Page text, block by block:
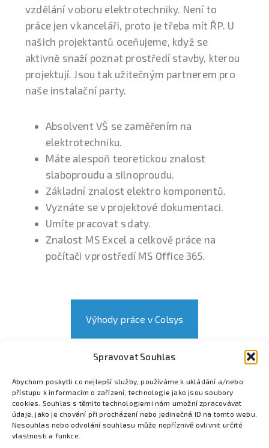
Spravovat Souhlas
Abychom poskytli co nejlepší služby, používáme k ukládání a/nebo
přístupu k informacím o zařízení, technologie jako jsou soubory
cookies. Souhlas s těmito technologiemi nám umožní zpracovávat
údaje, jako je chování při procházení nebo jedinečná ID na tomto webu.
Nesouhlas nebo odvolání souhlasu může nepříznivě ovlivnit určité
vlastnosti a funkce.
vzdělání v oboru elektrotechniky. Není to
práce jen v kanceláři, proto je třeba mít ŘP. U
našich projektantů oceňujeme, když se
aktivně snaží poznat prostředí stavby, kterou
projektují. Jsou tak užitečným partnerem pro
naše instalační party.
Absolvent VŠ se zaměřením na
elektrotechniku.
Máte alespoň teoretickou znalost
slaboproudu a silnoproudu.
Základní znalost elektro komponentů.
Vyznáte se v projektové dokumentaci.
Umíte pracovat s daty.
Znalost MS Excel a celkově práce na
počítači v prostředí MS Office 365.
Výhody práce v Colsys
Odpovědět e-mailem